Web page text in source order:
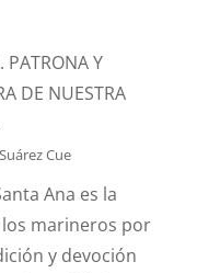
PATRONA Y
DE NUESTRA
Cue
Ana es la
marineros por
y devoción